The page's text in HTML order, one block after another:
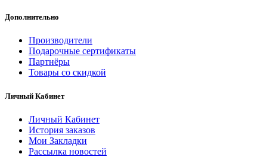
Дополнительно
Производители
Подарочные сертификаты
Партнёры
Товары со скидкой
Личный Кабинет
Личный Кабинет
История заказов
Мои Закладки
Рассылка новостей